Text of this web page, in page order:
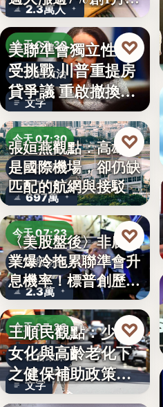
2.3萬人
來…
今天 07:30
財經政治
文字
美聯準會獨立性再
受挑戰 川普重提房
貸爭議 重啟撤換庫
克程…
♡
今天 07:30
航空政策
697萬
張姮燕觀點：高雄已
是國際機場，卻仍缺
匹配的航網與接駁
♡
今天 07:23
美股財經
2.3萬
〈美股盤後〉非農就
業爆冷拖累聯準會升
息機率！標普創歷史
新…
♡
今天 07:20
社會政策
文字
王順民觀點：少子
女化與高齡老化下
之健保補助政策的
解構、重…
♡